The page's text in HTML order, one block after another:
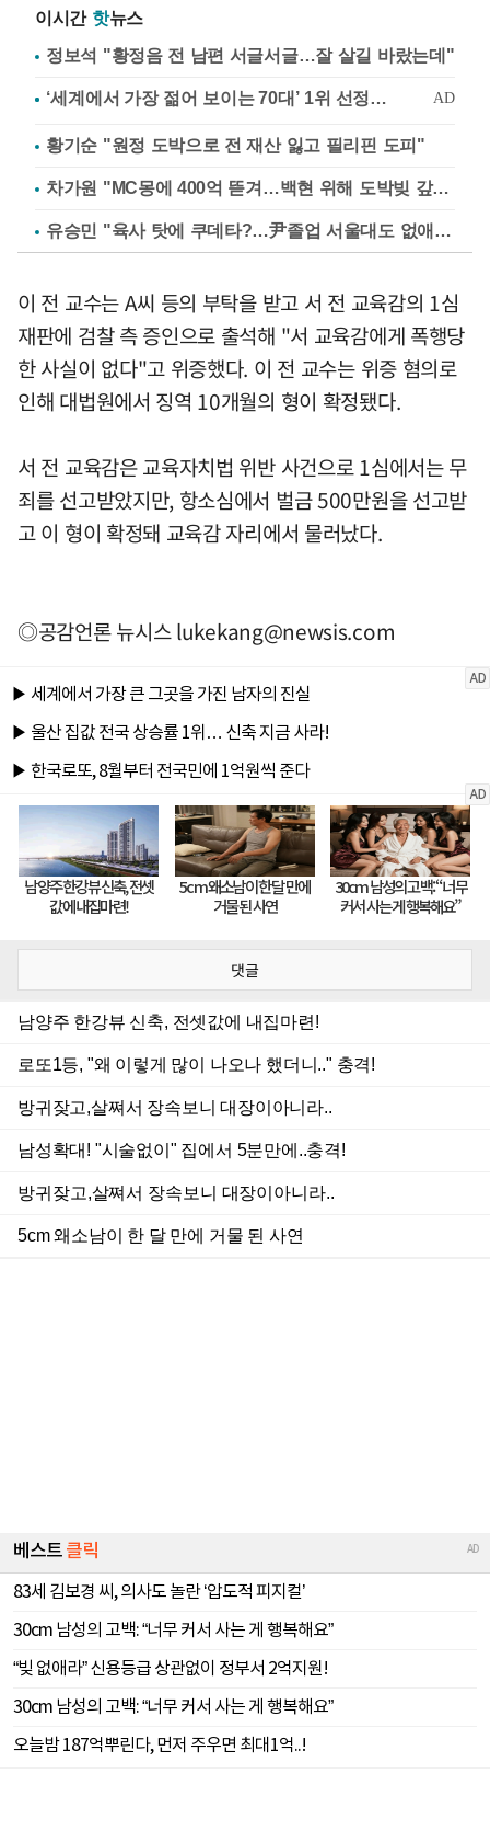
이시간 핫뉴스
정보석 "황정음 전 남편 서글서글…잘 살길 바랐는데"
황기순 "원정 도박으로 전 재산 잃고 필리핀 도피"
차가원 "MC몽에 400억 뜯겨…백현 위해 도박빚 갚아줘"
유승민 "육사 탓에 쿠데타?…尹졸업 서울대도 없애나"
이 전 교수는 A씨 등의 부탁을 받고 서 전 교육감의 1심
재판에 검찰 측 증인으로 출석해 "서 교육감에게 폭행당
한 사실이 없다"고 위증했다. 이 전 교수는 위증 혐의로
인해 대법원에서 징역 10개월의 형이 확정됐다.
서 전 교육감은 교육자치법 위반 사건으로 1심에서는 무
죄를 선고받았지만, 항소심에서 벌금 500만원을 선고받
고 이 형이 확정돼 교육감 자리에서 물러났다.
◎공감언론 뉴시스lukekang@newsis.com
댓글